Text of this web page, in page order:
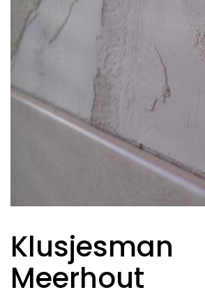
Klusjesman
Meerhout